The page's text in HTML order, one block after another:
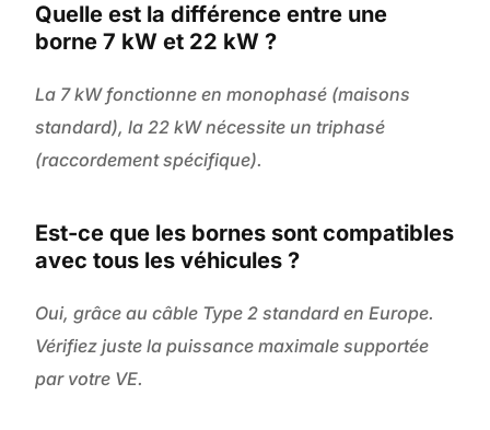
Quelle est la différence entre une
borne 7 kW et 22 kW ?
La 7 kW fonctionne en monophasé (maisons
standard), la 22 kW nécessite un triphasé
(raccordement spécifique).
Est-ce que les bornes sont compatibles
avec tous les véhicules ?
Oui, grâce au câble Type 2 standard en Europe.
Vérifiez juste la puissance maximale supportée
par votre VE.